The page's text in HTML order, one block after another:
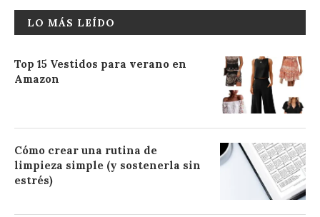
LO MÁS LEÍDO
Top 15 Vestidos para verano en
Amazon
Cómo crear una rutina de
limpieza simple (y sostenerla sin
estrés)